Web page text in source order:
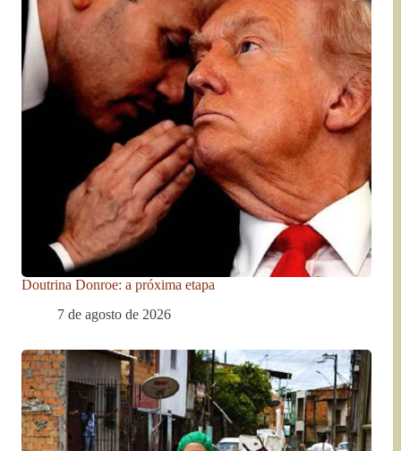
Doutrina Donroe: a próxima etapa
7 de agosto de 2026